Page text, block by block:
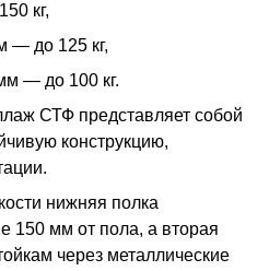
кг,
— до 125 кг,
— до 100 кг.
СТФ представляет собой
конструкцию,
нижняя полка
150 мм от пола, а вторая
через металлические